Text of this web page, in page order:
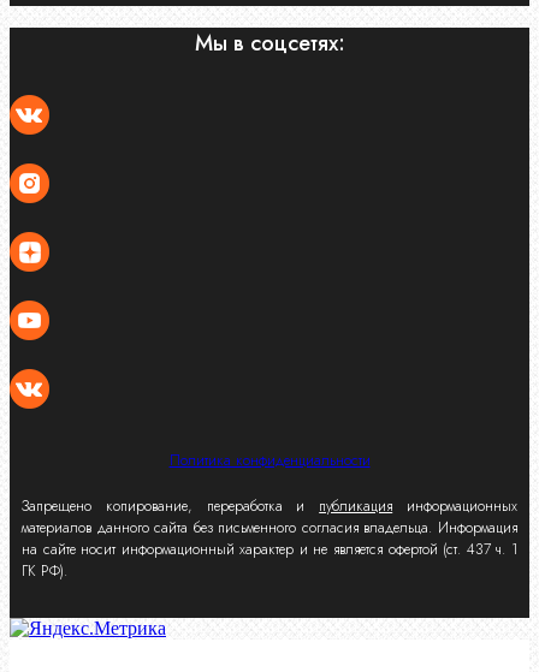
Мы в соцсетях:
Политика конфиденциальности
Запрещено копирование, переработка и публикация информационных
материалов данного сайта без письменного согласия владельца. Информация
на сайте носит информационный характер и не является офертой (ст. 437 ч. 1
ГК РФ).